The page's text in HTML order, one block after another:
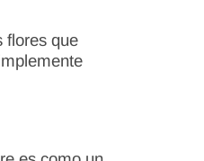
flores que